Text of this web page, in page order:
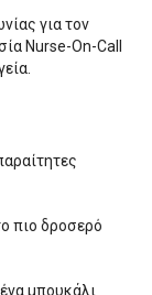
για τον
Nurse-On-Call
πιο δροσερό
μπουκάλι